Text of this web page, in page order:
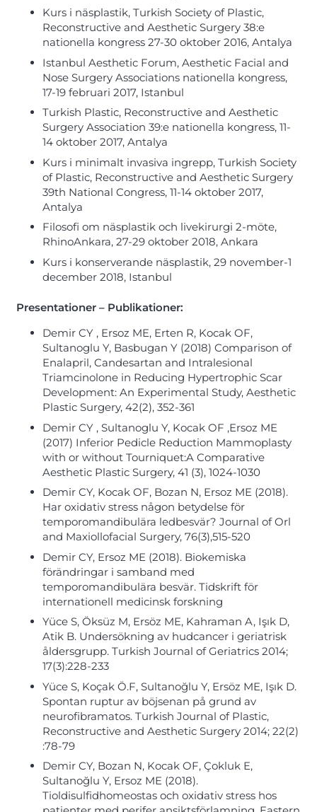
Kurs i näsplastik, Turkish Society of Plastic,
Reconstructive and Aesthetic Surgery 38:e
nationella kongress 27-30 oktober 2016, Antalya
Istanbul Aesthetic Forum, Aesthetic Facial and
Nose Surgery Associations nationella kongress,
17-19 februari 2017, Istanbul
Turkish Plastic, Reconstructive and Aesthetic
Surgery Association 39:e nationella kongress, 11-
14 oktober 2017, Antalya
Kurs i minimalt invasiva ingrepp, Turkish Society
of Plastic, Reconstructive and Aesthetic Surgery
39th National Congress, 11-14 oktober 2017,
Antalya
Filosofi om näsplastik och livekirurgi 2-möte,
RhinoAnkara, 27-29 oktober 2018, Ankara
Kurs i konserverande näsplastik, 29 november-1
december 2018, Istanbul
Presentationer – Publikationer:
Demir CY , Ersoz ME, Erten R, Kocak OF,
Sultanoglu Y, Basbugan Y (2018) Comparison of
Enalapril, Candesartan and Intralesional
Triamcinolone in Reducing Hypertrophic Scar
Development: An Experimental Study, Aesthetic
Plastic Surgery, 42(2), 352-361
Demir CY , Sultanoglu Y, Kocak OF ,Ersoz ME
(2017) Inferior Pedicle Reduction Mammoplasty
with or without Tourniquet:A Comparative
Aesthetic Plastic Surgery, 41 (3), 1024-1030
Demir CY, Kocak OF, Bozan N, Ersoz ME (2018).
Har oxidativ stress någon betydelse för
temporomandibulära ledbesvär? Journal of Orl
and Maxiollofacial Surgery, 76(3),515-520
Demir CY, Ersoz ME (2018). Biokemiska
förändringar i samband med
temporomandibulära besvär. Tidskrift för
internationell medicinsk forskning
Yüce S, Öksüz M, Ersöz ME, Kahraman A, Işık D,
Atik B. Undersökning av hudcancer i geriatrisk
åldersgrupp. Turkish Journal of Geriatrics 2014;
17(3):228-233
Yüce S, Koçak Ö.F, Sultanoğlu Y, Ersöz ME, Işık D.
Spontan ruptur av böjsenan på grund av
neurofibramatos. Turkish Journal of Plastic,
Reconstructive and Aesthetic Surgery 2014; 22(2)
:78-79
Demir CY, Bozan N, Kocak OF, Çokluk E,
Sultanoğlu Y, Ersoz ME (2018).
Tioldisulfidhomeostas och oxidativ stress hos